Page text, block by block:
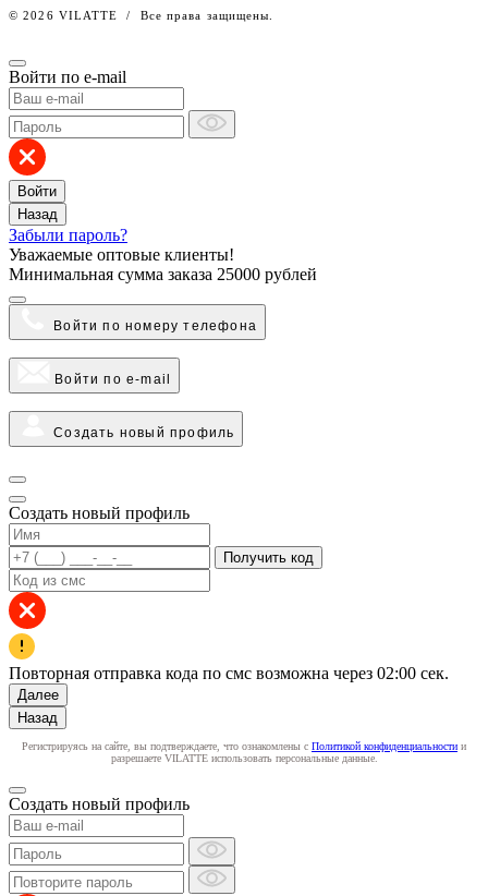
© 2026 VILATTE / Все права защищены.
Войти по e-mail
Войти
Назад
Забыли пароль?
Уважаемые оптовые клиенты!
Минимальная сумма заказа 25000 рублей
Войти по номеру телефона
Войти по e-mail
Создать новый профиль
Создать новый профиль
Получить код
Повторная отправка кода по смс возможна через 02:00 сек.
Далее
Назад
Регистрируясь на сайте, вы подтверждаете, что ознакомлены с Политикой конфиденциальности и
разрешаете VILATTE использовать персональные данные.
Создать новый профиль